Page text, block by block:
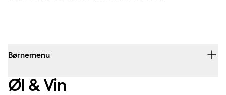
Børnemenu
Øl & Vin